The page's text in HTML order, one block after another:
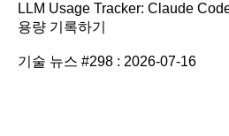
LLM Usage Tracker: Claude
용량 기록하기
기술 뉴스 #298 : 2026-07-16